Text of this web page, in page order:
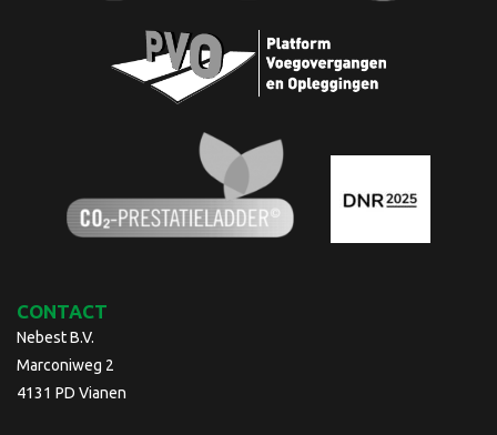
CONTACT
Nebest B.V.
Marconiweg 2
4131 PD Vianen